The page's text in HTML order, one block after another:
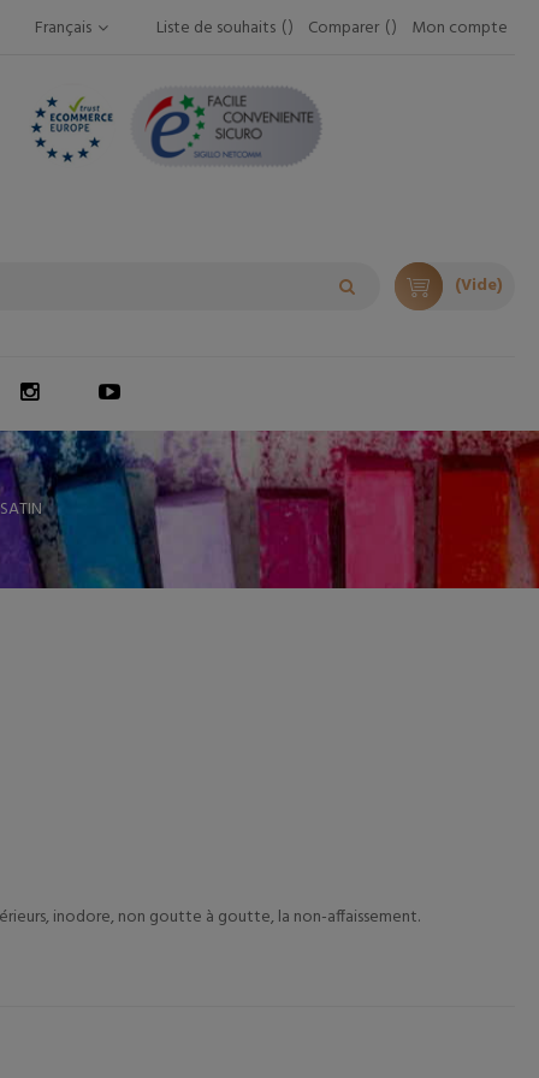
Liste de souhaits Comparer Mon compte
Français
(Vide)
inodore, non goutte à goutte, la non-affaissement.